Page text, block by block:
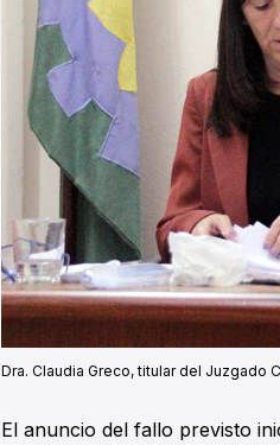
Dra. Claudia Greco, titular del Juzgado
El anuncio del fallo previsto